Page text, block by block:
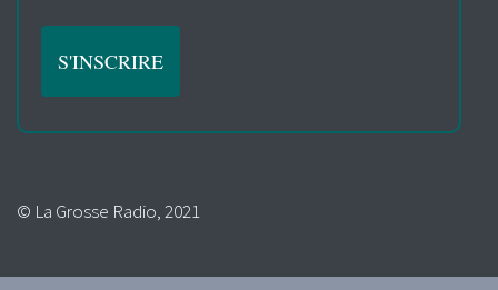
© La Grosse Radio, 2021